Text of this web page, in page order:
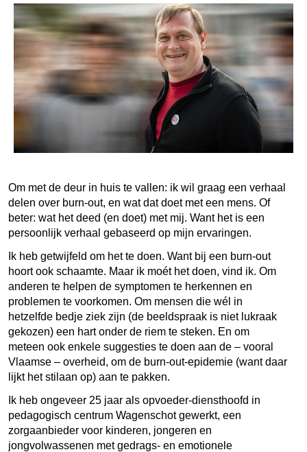
Om met de deur in huis te vallen: ik wil graag een verhaal
delen over burn-out, en wat dat doet met een mens. Of
beter: wat het deed (en doet) met mij. Want het is een
persoonlijk verhaal gebaseerd op mijn ervaringen.
Ik heb getwijfeld om het te doen. Want bij een burn-out
hoort ook schaamte. Maar ik moét het doen, vind ik. Om
anderen te helpen de symptomen te herkennen en
problemen te voorkomen. Om mensen die wél in
hetzelfde bedje ziek zijn (de beeldspraak is niet lukraak
gekozen) een hart onder de riem te steken. En om
meteen ook enkele suggesties te doen aan de – vooral
Vlaamse – overheid, om de burn-out-epidemie (want daar
lijkt het stilaan op) aan te pakken.
Ik heb ongeveer 25 jaar als opvoeder-diensthoofd in
pedagogisch centrum Wagenschot gewerkt, een
zorgaanbieder voor kinderen, jongeren en
jongvolwassenen met gedrags- en emotionele